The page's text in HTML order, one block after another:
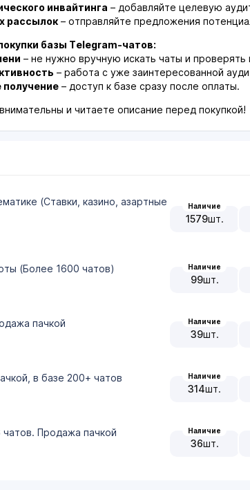
инвайтинга – добавляйте целевую
рассылок – отправляйте предложения
базы Telegram-чатов:
– не нужно вручную искать чаты и проверять
– работа с уже заинтересованной
– доступ к базе сразу после оплаты.
и читаете описание перед покупкой!
(Ставки, казино, азартные
Наличие
1579шт.
(Более 1600 чатов) Наличие
99шт.
пачкой Наличие
39шт.
в базе 200+ чатов Наличие
314шт.
Продажа пачкой Наличие
36шт.